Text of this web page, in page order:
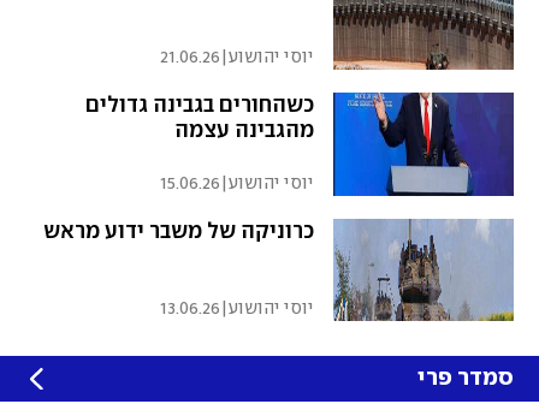
יוסי יהושוע|
21.06.26
כשהחורים בגבינה גדולים
מהגבינה עצמה
יוסי יהושוע|
15.06.26
כרוניקה של משבר ידוע מראש
יוסי יהושוע|
13.06.26
סמדר פרי